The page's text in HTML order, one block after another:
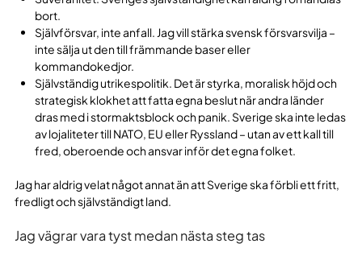
bort.
Självförsvar, inte anfall. Jag vill stärka svensk försvarsvilja –
inte sälja ut den till främmande baser eller
kommandokedjor.
Självständig utrikespolitik. Det är styrka, moralisk höjd och
strategisk klokhet att fatta egna beslut när andra länder
dras med i stormaktsblock och panik. Sverige ska inte ledas
av lojaliteter till NATO, EU eller Ryssland – utan av ett kall till
fred, oberoende och ansvar inför det egna folket.
Jag har aldrig velat något annat än att Sverige ska förbli ett fritt,
fredligt och självständigt land.
Jag vägrar vara tyst medan nästa steg tas